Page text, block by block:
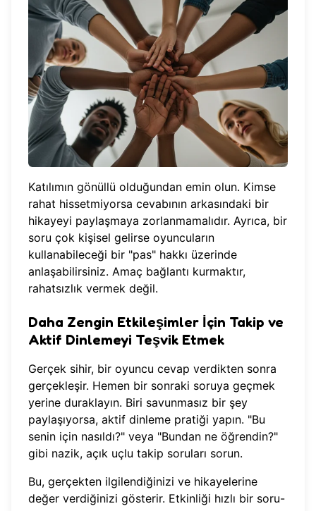
Katılımın gönüllü olduğundan emin olun. Kimse
rahat hissetmiyorsa cevabının arkasındaki bir
hikayeyi paylaşmaya zorlanmamalıdır. Ayrıca, bir
soru çok kişisel gelirse oyuncuların
kullanabileceği bir "pas" hakkı üzerinde
anlaşabilirsiniz. Amaç bağlantı kurmaktır,
rahatsızlık vermek değil.
Daha Zengin Etkileşimler İçin Takip ve
Aktif Dinlemeyi Teşvik Etmek
Gerçek sihir, bir oyuncu cevap verdikten sonra
gerçekleşir. Hemen bir sonraki soruya geçmek
yerine duraklayın. Biri savunmasız bir şey
paylaşıyorsa, aktif dinleme pratiği yapın. "Bu
senin için nasıldı?" veya "Bundan ne öğrendin?"
gibi nazik, açık uçlu takip soruları sorun.
Bu, gerçekten ilgilendiğinizi ve hikayelerine
değer verdiğinizi gösterir. Etkinliği hızlı bir soru-